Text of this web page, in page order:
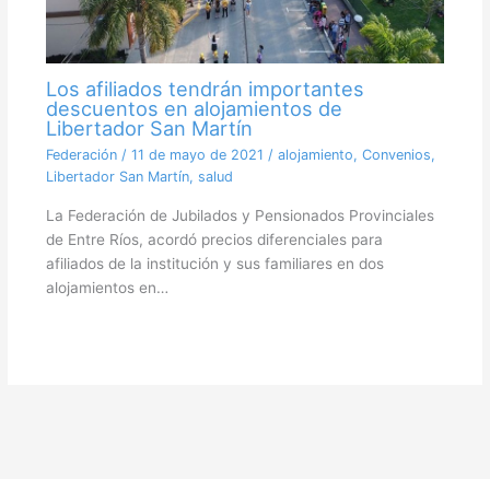
Los afiliados tendrán importantes
descuentos en alojamientos de
Libertador San Martín
Federación/ 11 de mayo de 2021 / alojamiento, Convenios,
Libertador San Martín, salud
La Federación de Jubilados y Pensionados Provinciales
de Entre Ríos, acordó precios diferenciales para
afiliados de la institución y sus familiares en dos
alojamientos en…